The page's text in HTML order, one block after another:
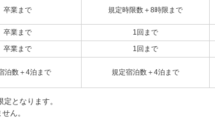
卒業まで 規定時限数＋8時限まで
卒業まで 1回まで
卒業まで 1回まで
泊数＋4泊まで 規定宿泊数＋4泊まで
となります。
ん。